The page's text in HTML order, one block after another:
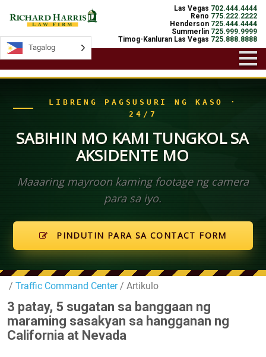
Las Vegas 702.444.4444
Reno 775.222.2222
Henderson 725.444.4444
Summerlin 725.999.9999
Timog-Kanluran Las Vegas 725.888.8888
LIBRENG PAGSUSURI NG KASO ·
24/7
SABIHIN MO KAMI TUNGKOL SA
AKSIDENTE MO
Maaaring mayroon kaming footage ng camera
para sa iyo.
PINDUTIN PARA SA CONTACT FORM
/ Traffic Command Center/ Artikulo
3 patay, 5 sugatan sa banggaan ng
maraming sasakyan sa hangganan ng
California at Nevada
Tagalog
Tagalog